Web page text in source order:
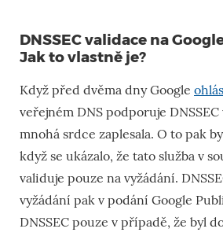
DNSSEC validace na
Jak to vlastně je?
Když před dvěma dny Google
veřejném DNS podporuje
mnohá srdce zaplesala. O to pak
když se ukázalo, že tato služba v
validuje pouze na vyžádání.
vyžádání pak v podání Google
DNSSEC pouze v případě, že byl